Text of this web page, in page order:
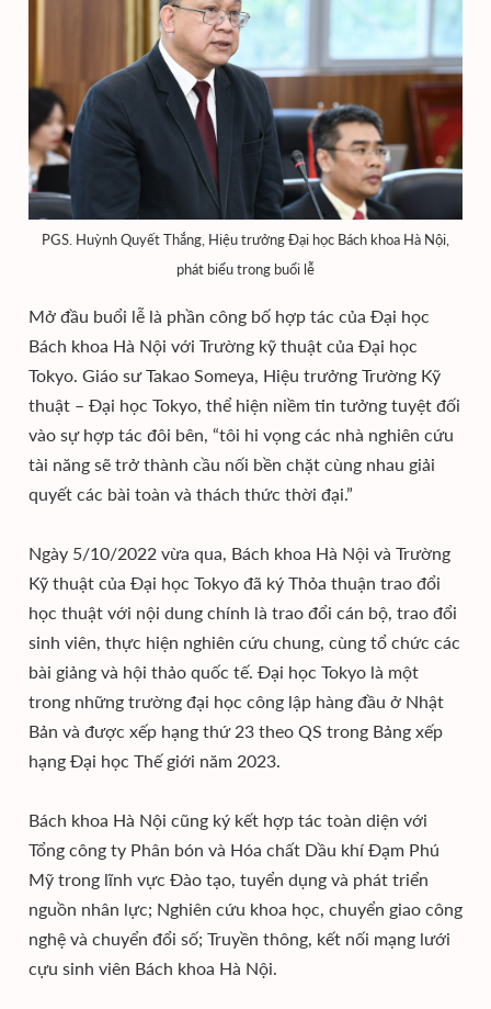
PGS. Huỳnh Quyết Thắng, Hiệu trưởng Đại học Bách khoa Hà Nội,
phát biểu trong buổi lễ
Mở đầu buổi lễ là phần công bố hợp tác của Đại học
Bách khoa Hà Nội với Trường kỹ thuật của Đại học
Tokyo. Giáo sư Takao Someya, Hiệu trưởng Trường Kỹ
thuật – Đại học Tokyo, thể hiện niềm tin tưởng tuyệt đối
vào sự hợp tác đôi bên, “tôi hi vọng các nhà nghiên cứu
tài năng sẽ trở thành cầu nối bền chặt cùng nhau giải
quyết các bài toàn và thách thức thời đại.”
Ngày 5/10/2022 vừa qua, Bách khoa Hà Nội và Trường
Kỹ thuật của Đại học Tokyo đã ký Thỏa thuận trao đổi
học thuật với nội dung chính là trao đổi cán bộ, trao đổi
sinh viên, thực hiện nghiên cứu chung, cùng tổ chức các
bài giảng và hội thảo quốc tế. Đại học Tokyo là một
trong những trường đại học công lập hàng đầu ở Nhật
Bản và được xếp hạng thứ 23 theo QS trong Bảng xếp
hạng Đại học Thế giới năm 2023.
Bách khoa Hà Nội cũng ký kết hợp tác toàn diện với
Tổng công ty Phân bón và Hóa chất Dầu khí Đạm Phú
Mỹ trong lĩnh vực Đào tạo, tuyển dụng và phát triển
nguồn nhân lực; Nghiên cứu khoa học, chuyển giao công
nghệ và chuyển đổi số; Truyền thông, kết nối mạng lưới
cựu sinh viên Bách khoa Hà Nội.